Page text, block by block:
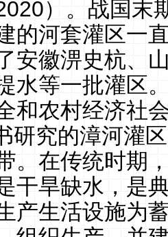
）。战国末
的河套灌区一
安徽淠史杭、
水等一批灌区
和农村经济社
研究的漳河灌
。在传统时期
干旱缺水，是
产生活设施为